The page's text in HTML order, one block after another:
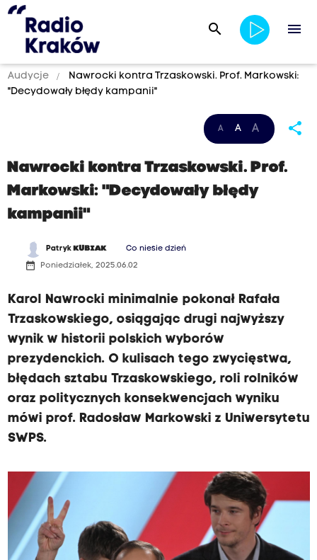
search menu
Audycje
Nawrocki kontra Trzaskowski. Prof. Markowski:
"Decydowały błędy kampanii"
A A A share
Nawrocki kontra Trzaskowski. Prof.
Markowski: "Decydowały błędy
kampanii"
Patryk KUBIAK Co niesie dzień
date_range Poniedziałek, 2025.06.02
Karol Nawrocki minimalnie pokonał Rafała
Trzaskowskiego, osiągając drugi najwyższy
wynik w historii polskich wyborów
prezydenckich. O kulisach tego zwycięstwa,
błędach sztabu Trzaskowskiego, roli rolników
oraz politycznych konsekwencjach wyniku
mówi prof. Radosław Markowski z Uniwersytetu
SWPS.